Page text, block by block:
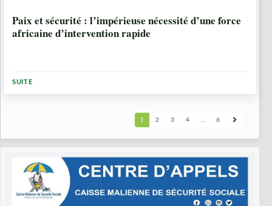
Paix et sécurité : l’impérieuse nécessité d’une force
africaine d’intervention rapide
SUITE
1 2 3 4 ... 6